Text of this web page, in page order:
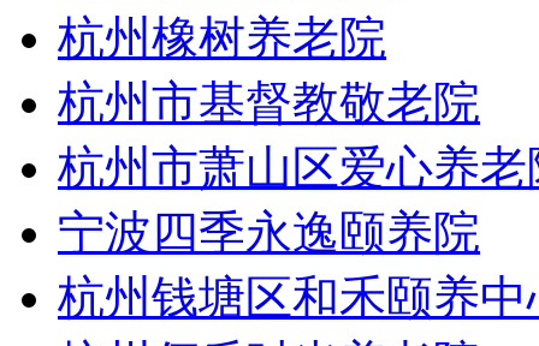
杭州橡树养老院
杭州市基督教敬老院
杭州市萧山区爱心养老
宁波四季永逸颐养院
杭州钱塘区和禾颐养中